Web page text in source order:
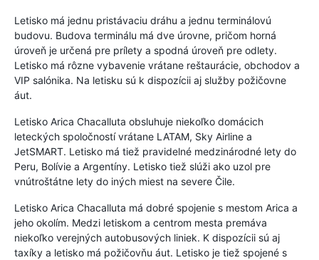
Letisko má jednu pristávaciu dráhu a jednu terminálovú
budovu. Budova terminálu má dve úrovne, pričom horná
úroveň je určená pre prílety a spodná úroveň pre odlety.
Letisko má rôzne vybavenie vrátane reštaurácie, obchodov a
VIP salónika. Na letisku sú k dispozícii aj služby požičovne
áut.
Letisko Arica Chacalluta obsluhuje niekoľko domácich
leteckých spoločností vrátane LATAM, Sky Airline a
JetSMART. Letisko má tiež pravidelné medzinárodné lety do
Peru, Bolívie a Argentíny. Letisko tiež slúži ako uzol pre
vnútroštátne lety do iných miest na severe Čile.
Letisko Arica Chacalluta má dobré spojenie s mestom Arica a
jeho okolím. Medzi letiskom a centrom mesta premáva
niekoľko verejných autobusových liniek. K dispozícii sú aj
taxíky a letisko má požičovňu áut. Letisko je tiež spojené s